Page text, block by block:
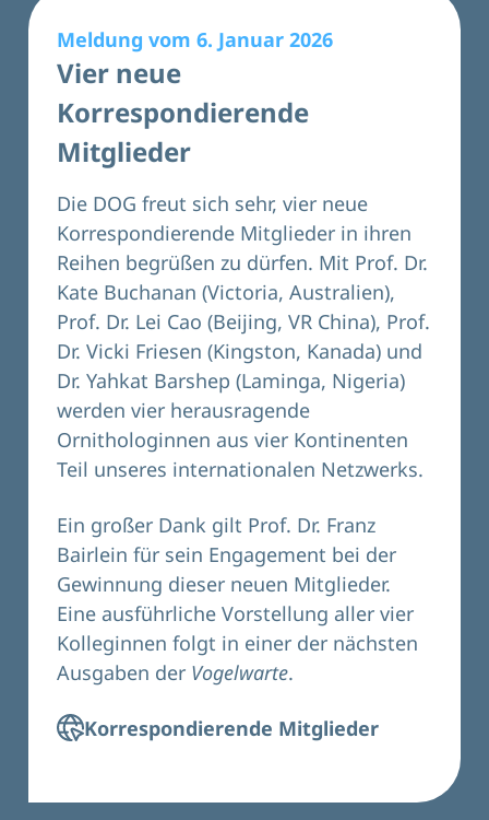
Meldung vom 6. Januar 2026
Vier neue
Korrespondierende
Mitglieder
Die DOG freut sich sehr, vier neue
Korrespondierende Mitglieder in ihren
Reihen begrüßen zu dürfen. Mit Prof. Dr.
Kate Buchanan (Victoria, Australien),
Prof. Dr. Lei Cao (Beijing, VR China), Prof.
Dr. Vicki Friesen (Kingston, Kanada) und
Dr. Yahkat Barshep (Laminga, Nigeria)
werden vier herausragende
Ornithologinnen aus vier Kontinenten
Teil unseres internationalen Netzwerks.
Ein großer Dank gilt Prof. Dr. Franz
Bairlein für sein Engagement bei der
Gewinnung dieser neuen Mitglieder.
Eine ausführliche Vorstellung aller vier
Kolleginnen folgt in einer der nächsten
Ausgaben der Vogelwarte.
Korrespondierende Mitglieder